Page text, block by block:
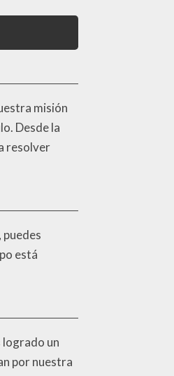
misión
Desde la
resolver
está
logrado un
por nuestra